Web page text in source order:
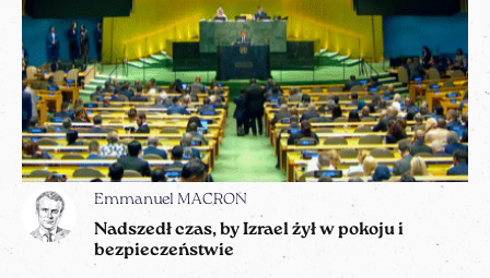
Emmanuel MACRON
Nadszedł czas, by Izrael żył w pokoju i
bezpieczeństwie